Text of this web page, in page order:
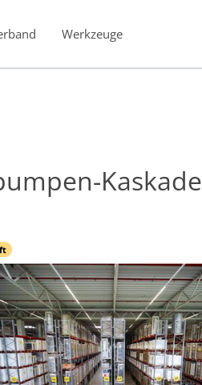
Werkzeuge
Kaskade